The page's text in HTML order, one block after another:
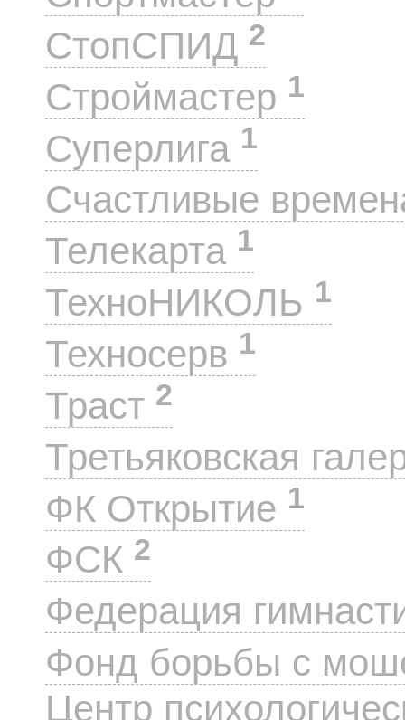
СтопСПИД 2
Строймастер 1
Суперлига 1
Счастливые
Телекарта 1
ТехноНИКОЛЬ 1
Техносерв 1
Траст 2
Третьяковская
ФК Открытие 1
ФСК 2
Федерация
Фонд борьбы с
Центр